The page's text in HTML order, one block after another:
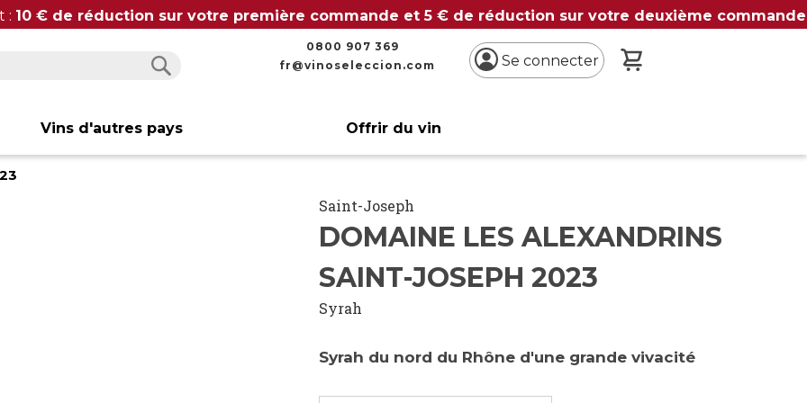
: 10 € de réduction sur votre première commande et 5 € de réduction sur votre deuxième commande
0800 907 369
fr@vinoseleccion.com
Se connecter
Vins d'autres pays Offrir du vin
Saint-Joseph
DOMAINE LES ALEXANDRINS
SAINT-JOSEPH 2023
Syrah
Syrah du nord du Rhône d'une grande vivacité